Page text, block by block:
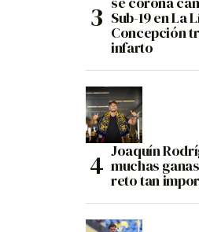
Sub-19 en La
Concepción
infarto
Joaquín
muchas
reto tan